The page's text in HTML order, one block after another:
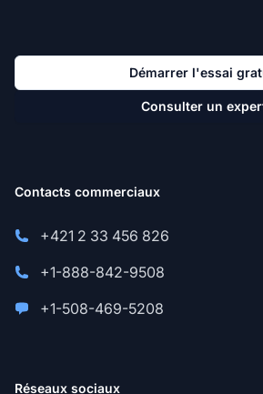
Démarrer l'essai
Consulter un
Contacts commerciaux
+421 2 33 456 826
+1-888-842-9508
+1-508-469-5208
Réseaux sociaux